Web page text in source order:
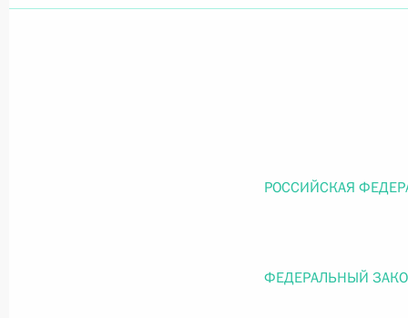
Федерального закона «Об образовании в
Федеральный закон от
РОССИЙСКАЯ
ФЕДЕРАЛЬНЫЙ